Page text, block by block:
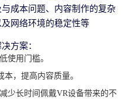
成本问题、内容制作的复杂
网络环境的稳定性等
方案：
使用门槛。
，提高内容质量。
少长时间佩戴VR设备带来的不